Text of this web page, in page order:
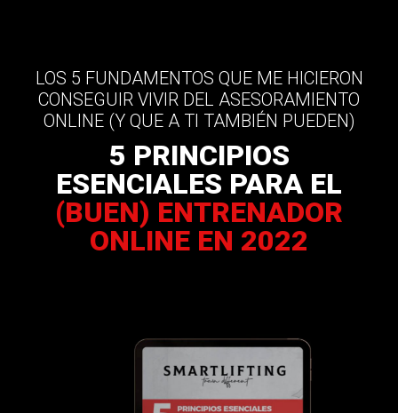
LOS 5 FUNDAMENTOS QUE ME HICIERON
CONSEGUIR VIVIR DEL ASESORAMIENTO
ONLINE (Y QUE A TI TAMBIÉN PUEDEN)
5 PRINCIPIOS
ESENCIALES PARA EL
(BUEN) ENTRENADOR
ONLINE EN 2022